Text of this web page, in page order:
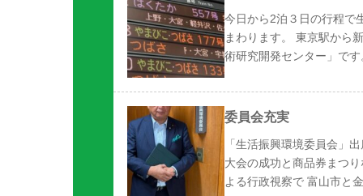
今日から2泊３日の行程で
まわります。 東京駅から
術研究開発センター」で
委員会充実
「生活振興環境委員会」
大会の成功と商品券まつ
よる行政視察で 富山市と